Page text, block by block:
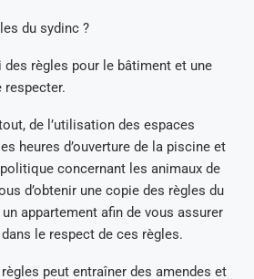
du sydinc ?
des règles pour le bâtiment et une
respecter.
de l’utilisation des espaces
heures d’ouverture de la piscine et
concernant les animaux de
d’obtenir une copie des règles du
appartement afin de vous assurer
le respect de ces règles.
peut entraîner des amendes et